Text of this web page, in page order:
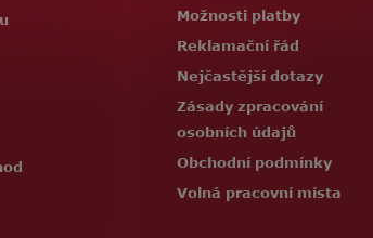
Možnosti platby
Reklamační řád
Nejčastější dotazy
Zásady zpracování
osobních údajů
Obchodní podmínky
Volná pracovní místa